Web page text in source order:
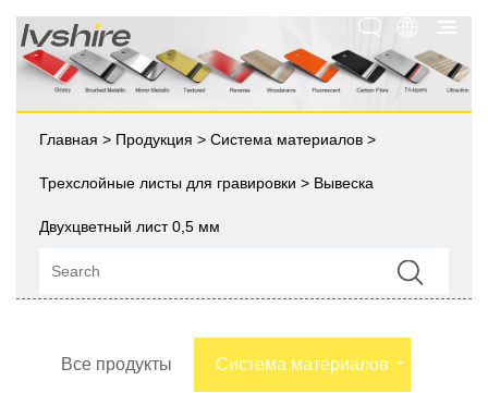
Главная > Продукция > Система материалов>
Трехслойные листы для гравировки > Вывеска
Двухцветный лист 0,5 мм
Все продукты Система материалов